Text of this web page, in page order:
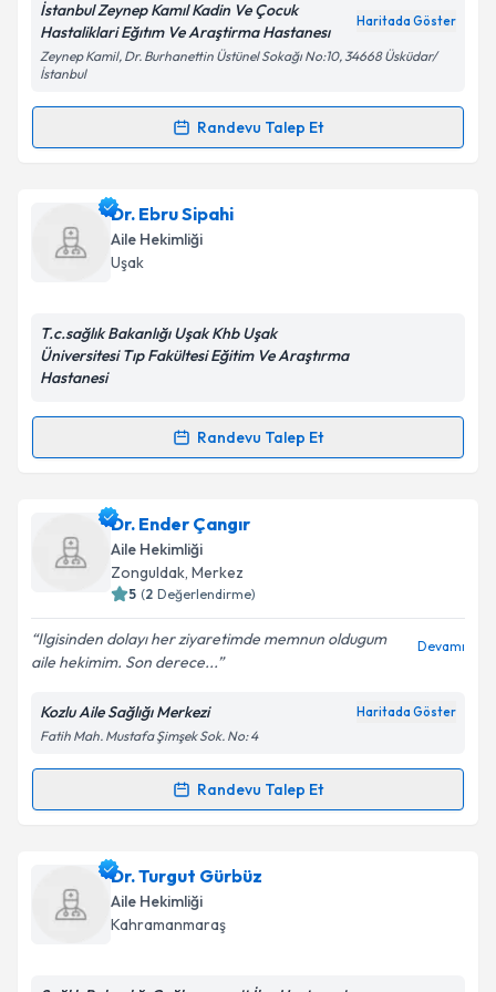
Metni'ni okudum ve kişisel verilerimin belirtilen
kapsamda işlenmesini kabul ediyorum.
İstanbul Zeynep Kamıl Kadin Ve Çocuk
Hastaliklari Eğıtım Ve Araştirma Hastanesı
Haritada Göster
Zeynep Kamil, Dr. Burhanettin Üstünel Sokağı No:10, 34668 Üsküdar/
İstanbul
Randevu Talep Et
Randevu Takvimi Talebi
Uzm. Dr. Arzu Tığlı Filizer
oluşturun. Size bu uzmandan randevu almanız için bir
takvim hazırlandığında e-posta ile bilgilendireceğiz.
'ni okudum ve kişisel verilerimin belirtilen
kapsamda işlenmesini kabul ediyorum.
Takvim Talebini Gönder
Dr. Ebru Sipahi
Aile Hekimliği
Uşak
T.c.sağlık Bakanlığı Uşak Khb Uşak
Üniversitesi Tıp Fakültesi Eğitim Ve Araştırma
Hastanesi
Randevu Talep Et
Randevu Takvimi Talebi
Dr. Ebru Sipahi için randevu takvimi talebi oluşturun.
Size bu uzmandan randevu almanız için bir takvim
hazırlandığında e-posta ile bilgilendireceğiz.
Kişisel verilerimin işlenmesine ilişkin
Aydınlatma
Metni'ni okudum ve kişisel verilerimin belirtilen
kapsamda işlenmesini kabul ediyorum.
Dr. Ender Çangır
Aile Hekimliği
Zonguldak, Merkez
5 (2 Değerlendirme)
Ilgisinden dolayı her ziyaretimde memnun oldugum
aile hekimim. Son derece...
Devamı
Kozlu Aile Sağlığı Merkezi Haritada Göster
Fatih Mah. Mustafa Şimşek Sok. No: 4
Randevu Talep Et
Randevu Takvimi Talebi
Dr. Ender Çangıriçin randevu takvimi talebi
oluşturun. Size bu uzmandan randevu almanız için bir
takvim hazırlandığında e-posta ile bilgilendireceğiz.
Dr. Turgut Gürbüz
Aile Hekimliği
Kahramanmaraş